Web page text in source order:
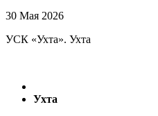
30 Мая 2026
УСК «Ухта». Ухта
Ухта